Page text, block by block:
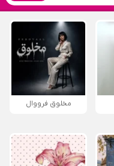
مخلوق فرووال